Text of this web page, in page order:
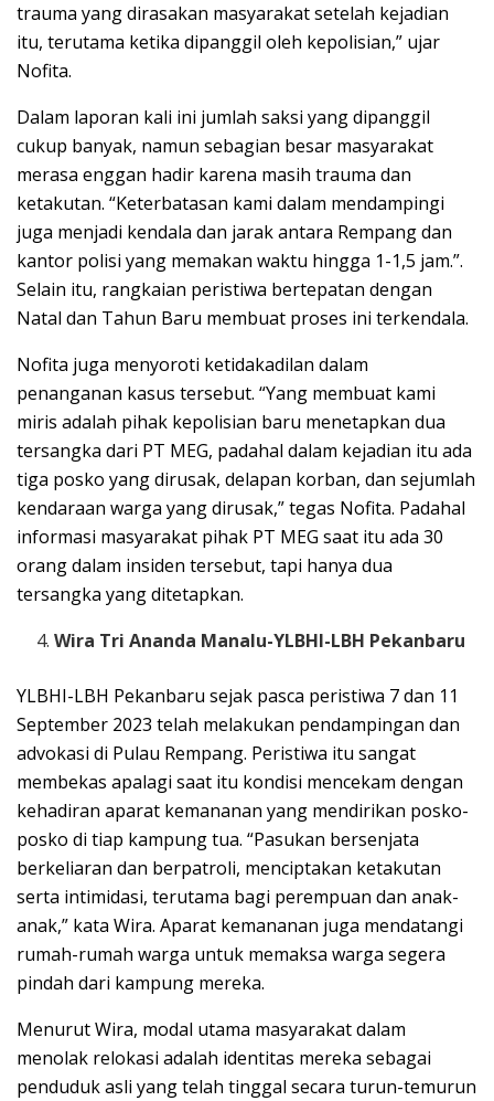
trauma yang dirasakan masyarakat setelah kejadian
itu, terutama ketika dipanggil oleh kepolisian,” ujar
Nofita.
Dalam laporan kali ini jumlah saksi yang dipanggil
cukup banyak, namun sebagian besar masyarakat
merasa enggan hadir karena masih trauma dan
ketakutan. “Keterbatasan kami dalam mendampingi
juga menjadi kendala dan jarak antara Rempang dan
kantor polisi yang memakan waktu hingga 1-1,5 jam.”.
Selain itu, rangkaian peristiwa bertepatan dengan
Natal dan Tahun Baru membuat proses ini terkendala.
Nofita juga menyoroti ketidakadilan dalam
penanganan kasus tersebut. “Yang membuat kami
miris adalah pihak kepolisian baru menetapkan dua
tersangka dari PT MEG, padahal dalam kejadian itu ada
tiga posko yang dirusak, delapan korban, dan sejumlah
kendaraan warga yang dirusak,” tegas Nofita. Padahal
informasi masyarakat pihak PT MEG saat itu ada 30
orang dalam insiden tersebut, tapi hanya dua
tersangka yang ditetapkan.
Wira Tri Ananda Manalu-YLBHI-LBH Pekanbaru
YLBHI-LBH Pekanbaru sejak pasca peristiwa 7 dan 11
September 2023 telah melakukan pendampingan dan
advokasi di Pulau Rempang. Peristiwa itu sangat
membekas apalagi saat itu kondisi mencekam dengan
kehadiran aparat kemananan yang mendirikan posko-
posko di tiap kampung tua. “Pasukan bersenjata
berkeliaran dan berpatroli, menciptakan ketakutan
serta intimidasi, terutama bagi perempuan dan anak-
anak,” kata Wira. Aparat kemananan juga mendatangi
rumah-rumah warga untuk memaksa warga segera
pindah dari kampung mereka.
Menurut Wira, modal utama masyarakat dalam
menolak relokasi adalah identitas mereka sebagai
penduduk asli yang telah tinggal secara turun-temurun